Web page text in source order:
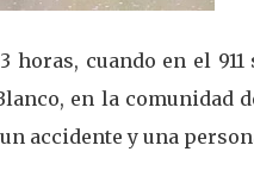
horas, cuando en el
en la comunidad
accidente y una